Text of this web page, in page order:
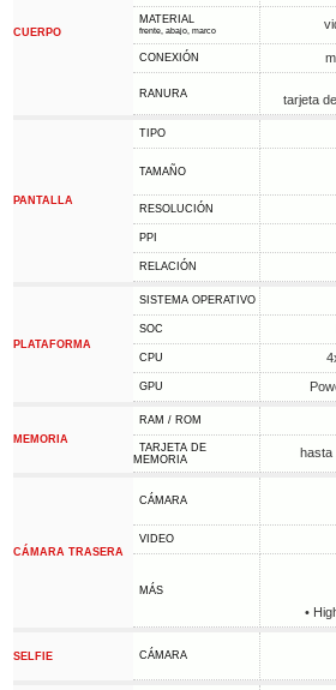
CUERPO
MATERIAL
frente, abajo, marco
CONEXIÓN
RANURA
tarjeta
PANTALLA
TIPO
TAMAÑO
RESOLUCIÓN
PPI
RELACIÓN
PLATAFORMA
SISTEMA OPERATIVO
SOC
CPU
GPU
MEMORIA
RAM / ROM
TARJETA DE
MEMORIA
hasta
CÁMARA TRASERA
CÁMARA
VIDEO
MÁS
•
SELFIE CÁMARA